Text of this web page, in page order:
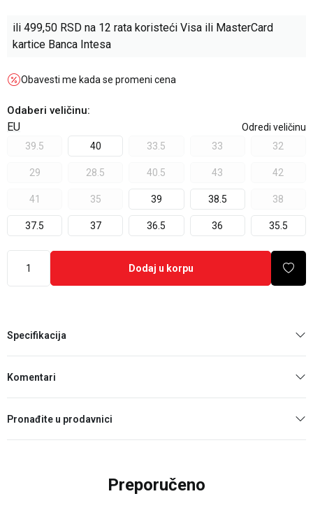
ili 499,50 RSD na 12 rata koristeći Visa ili MasterCard
kartice Banca Intesa
Obavesti me kada se promeni cena
Odaberi veličinu:
EU
Odredi veličinu
39.5
40 33.5 33 32
29 28.5 40.5 43 42
41 35 39 38.5 38
37.5 37 36.5 36 35.5
Dodaj u korpu
Specifikacija
Komentari
Pronađite u prodavnici
Preporučeno